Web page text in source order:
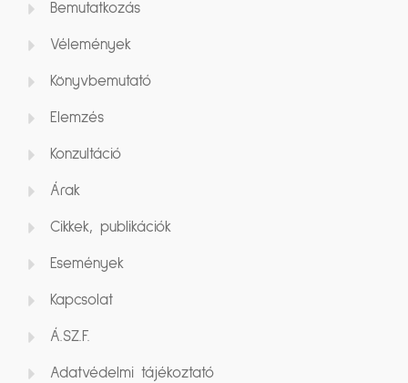
Bemutatkozás
Vélemények
Könyvbemutató
Elemzés
Konzultáció
Árak
Cikkek, publikációk
Események
Kapcsolat
Á.SZ.F.
Adatvédelmi tájékoztató